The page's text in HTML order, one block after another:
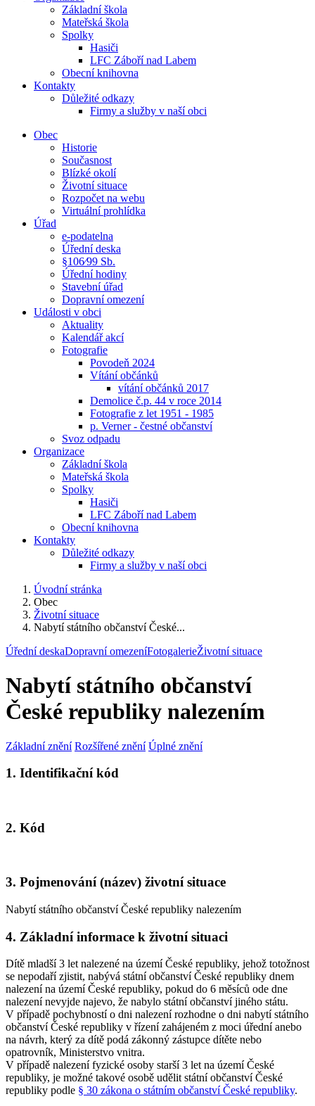
Základní škola
Mateřská škola
Spolky
Hasiči
LFC Záboří nad Labem
Obecní knihovna
Kontakty
Důležité odkazy
Firmy a služby v naší obci
Obec
Historie
Současnost
Blízké okolí
Životní situace
Rozpočet na webu
Virtuální prohlídka
Úřad
e-podatelna
Úřední deska
§106⁄99 Sb.
Úřední hodiny
Stavební úřad
Dopravní omezení
Události v obci
Aktuality
Kalendář akcí
Fotografie
Povodeň 2024
Vítání občánků
vítání občánků 2017
Demolice č.p. 44 v roce 2014
Fotografie z let 1951 - 1985
p. Verner - čestné občanství
Svoz odpadu
Organizace
Základní škola
Mateřská škola
Spolky
Hasiči
LFC Záboří nad Labem
Obecní knihovna
Kontakty
Důležité odkazy
Firmy a služby v naší obci
Úvodní stránka
Obec
Životní situace
Nabytí státního občanství České...
Úřední deskaDopravní omezeníFotogalerieŽivotní situace
Nabytí státního občanství
České republiky nalezením
Základní znění Rozšířené znění Úplné znění
1. Identifikační kód
2. Kód
3. Pojmenování (název) životní situace
Nabytí státního občanství České republiky nalezením
4. Základní informace k životní situaci
Dítě mladší 3 let nalezené na území České republiky, jehož totožnost
se nepodaří zjistit, nabývá státní občanství České republiky dnem
nalezení na území České republiky, pokud do 6 měsíců ode dne
nalezení nevyjde najevo, že nabylo státní občanství jiného státu.
V případě pochybností o dni nalezení rozhodne o dni nabytí státního
občanství České republiky v řízení zahájeném z moci úřední anebo
na návrh, který za dítě podá zákonný zástupce dítěte nebo
opatrovník, Ministerstvo vnitra.
V případě nalezení fyzické osoby starší 3 let na území České
republiky, je možné takové osobě udělit státní občanství České
republiky podle § 30 zákona o státním občanství České republiky.